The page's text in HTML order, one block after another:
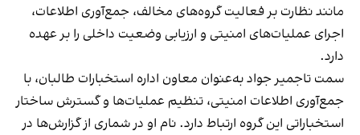
مانند نظارت بر فعالیت گروه‌های مخالف، جمع‌آوری اطلاعات،
اجرای عملیات‌های امنیتی و ارزیابی وضعیت داخلی را بر عهده
دارد.
سمت تاجمیر جواد به‌عنوان معاون اداره استخبارات طالبان، با
جمع‌آوری اطلاعات امنیتی، تنظیم عملیات‌ها و گسترش ساختار
استخباراتی این گروه ارتباط دارد. نام او در شماری از گزارش‌ها در